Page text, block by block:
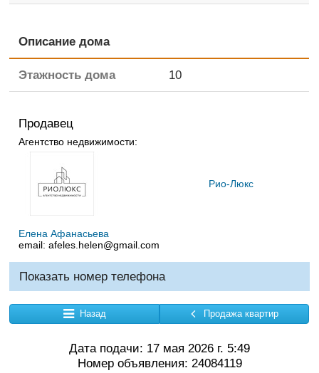
Описание дома
Этажность дома 10
Продавец
Агентство недвижимости:
Рио-Люкс
Елена Афанасьева
email: afeles.helen@gmail.com
Показать номер телефона
Назад Продажа квартир
Дата подачи: 17 мая 2026 г. 5:49
Номер объявления: 24084119